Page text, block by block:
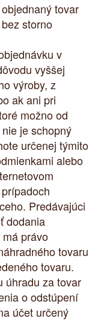
tovar
storno
v
vyššej
výroby, z
ak ani pri
možno od
je schopný
určenej týmito
alebo
Predávajúci
dodania
právo
tovaru
tovaru.
úhradu za tovar
o odstúpení
účet určený